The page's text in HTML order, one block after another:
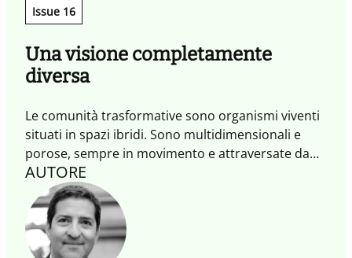
Issue 16
Una visione completamente
diversa
Le comunità trasformative sono organismi viventi
situati in spazi ibridi. Sono multidimensionali e
porose, sempre in movimento e attraversate da
esperienze che attivano scambi e generano azioni
trasformative. È mettendo al centro queste
comunità, oltre agli individui che le abitano, che
possiamo affrontare le grandi sfide del presente e
del futuro, generando impatti positivi.
AUTORE